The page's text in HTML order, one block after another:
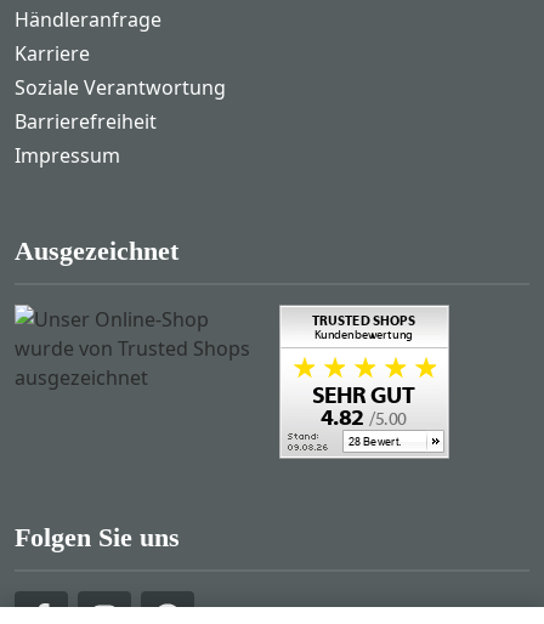
Händleranfrage
Karriere
Soziale Verantwortung
Barrierefreiheit
Impressum
Ausgezeichnet
Folgen Sie uns